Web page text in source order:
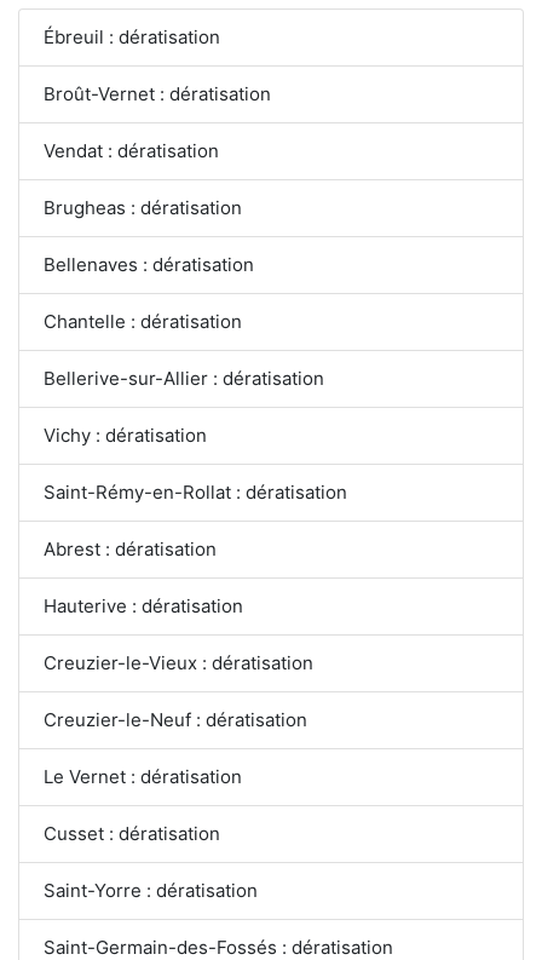
Ébreuil : dératisation
Broût-Vernet : dératisation
Vendat : dératisation
Brugheas : dératisation
Bellenaves : dératisation
Chantelle : dératisation
Bellerive-sur-Allier : dératisation
Vichy : dératisation
Saint-Rémy-en-Rollat : dératisation
Abrest : dératisation
Hauterive : dératisation
Creuzier-le-Vieux : dératisation
Creuzier-le-Neuf : dératisation
Le Vernet : dératisation
Cusset : dératisation
Saint-Yorre : dératisation
Saint-Germain-des-Fossés : dératisation